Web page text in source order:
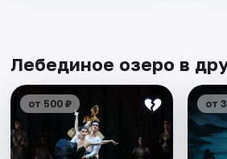
Лебединое озеро в
от 500 ₽ от